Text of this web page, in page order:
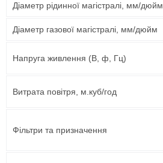
Діаметр рідинної магістралі, мм/дюйм
Діаметр газової магістралі, мм/дюйм
Напруга живлення (В, ф, Гц)
Витрата повітря, м.куб/год
Фільтри та призначення